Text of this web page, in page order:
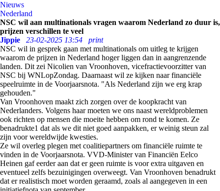
Nieuws
Nederland
NSC wil aan multinationals vragen waarom Nederland zo duur is,
prijzen verschillen te veel
Jippie
23-02-2025 13:54
print
NSC wil in gesprek gaan met multinationals om uitleg te krijgen
waarom de prijzen in Nederland hoger liggen dan in aangrenzende
landen. Dit zei Nicolien van Vroonhoven, vicefractievoorzitter van
NSC bij WNLopZondag. Daarnaast wil ze kijken naar financiële
speelruimte in de Voorjaarsnota. "Als Nederland zijn we erg krap
gehouden."
Van Vroonhoven maakt zich zorgen over de koopkracht van
Nederlanders. Volgens haar moeten we ons naast wereldproblemen
ook richten op mensen die moeite hebben om rond te komen. Ze
benadrukte1 dat als we dit niet goed aanpakken, er weinig steun zal
zijn voor wereldwijde kwesties.
Ze wil overleg plegen met coalitiepartners om financiële ruimte te
vinden in de Voorjaarsnota. VVD-Minister van Financiën Eelco
Heinen gaf eerder aan dat er geen ruimte is voor extra uitgaven en
eventueel zelfs bezuinigingen overweegt. Van Vroonhoven benadrukt
dat er realistisch moet worden geraamd, zoals al aangegeven in een